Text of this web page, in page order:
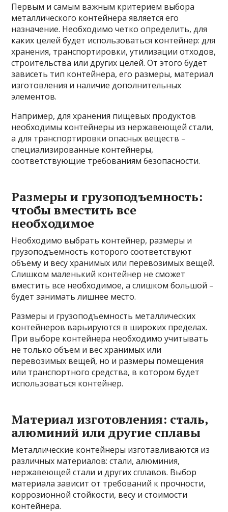
Первым и самым важным критерием выбора
металлического контейнера является его
назначение. Необходимо четко определить, для
каких целей будет использоваться контейнер: для
хранения, транспортировки, утилизации отходов,
строительства или других целей. От этого будет
зависеть тип контейнера, его размеры, материал
изготовления и наличие дополнительных
элементов.
Например, для хранения пищевых продуктов
необходимы контейнеры из нержавеющей стали,
а для транспортировки опасных веществ –
специализированные контейнеры,
соответствующие требованиям безопасности.
Размеры и грузоподъемность:
чтобы вместить все
необходимое
Необходимо выбрать контейнер, размеры и
грузоподъемность которого соответствуют
объему и весу хранимых или перевозимых вещей.
Слишком маленький контейнер не сможет
вместить все необходимое, а слишком большой –
будет занимать лишнее место.
Размеры и грузоподъемность металлических
контейнеров варьируются в широких пределах.
При выборе контейнера необходимо учитывать
не только объем и вес хранимых или
перевозимых вещей, но и размеры помещения
или транспортного средства, в котором будет
использоваться контейнер.
Материал изготовления: сталь,
алюминий или другие сплавы
Металлические контейнеры изготавливаются из
различных материалов: стали, алюминия,
нержавеющей стали и других сплавов. Выбор
материала зависит от требований к прочности,
коррозионной стойкости, весу и стоимости
контейнера.